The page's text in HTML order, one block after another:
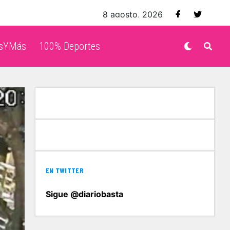
8 agosto, 2026
100% Deportes
EN TWITTER
Sigue @diariobasta